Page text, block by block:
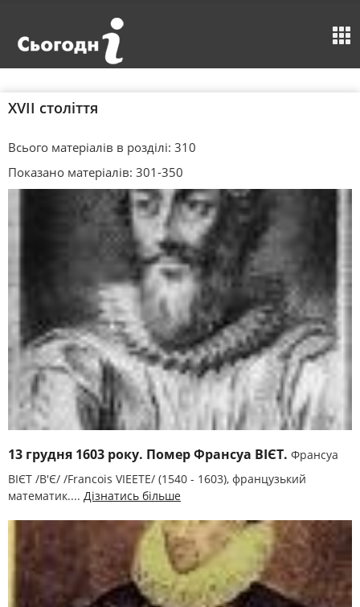
XVII століття
Всього матеріалів в розділі: 310
Показано матеріалів: 301-350
13 грудня 1603 року. Помер Франсуа ВІЄТ. Франсуа
ВІЄТ /В'Є/ /Francois VIEETE/ (1540 - 1603), французький
математик.... Дізнатись більше